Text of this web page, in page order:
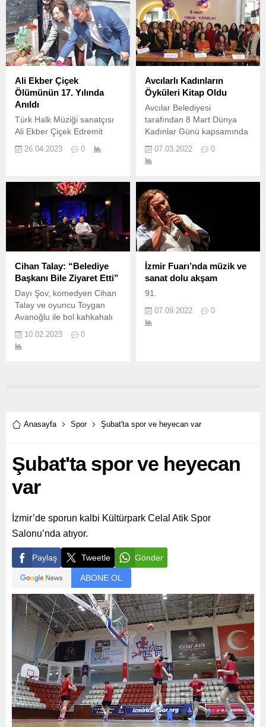
Ali Ekber Çiçek
Ölümünün 17. Yılında
Anıldı
Türk Halk Müziği sanatçısı
Ali Ekber Çiçek Edremit
etkinlikle ölümünün 17.
26.04.2023 0
Avcılarlı Kadınların
Öyküleri Kitap Oldu
Avcılar Belediyesi
tarafından 8 Mart Dünya
Kadınlar Günü kapsamında
Sancak’ın öncülüğünde
sekiz hafta süren “Yaratıcı
tamamlandı.
07.03.2022 0
Cihan Talay: “Belediye
Başkanı Bile Ziyaret Etti”
Dayı Şov, komedyen Cihan
Talay ve oyuncu Toygan
Avanoğlu ile bol kahkahalı
bir bölümü daha geride
bıraktı.
10.02.2023 0
İzmir Fuarı’nda müzik ve
sanat dolu akşam
91.
07.09.2022 0
Anasayfa Spor Şubat'ta spor ve heyecan var
Şubat'ta spor ve heyecan
var
İzmir’de sporun kalbi Kültürpark Celal Atik Spor
Salonu’nda atıyor.
Paylaş Tweetle Gönder
ABONE OL